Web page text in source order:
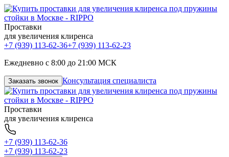
Проставки
для увеличения клиренса
+7 (939) 113-62-36+7 (939) 113-62-23
Ежедневно с 8:00 до 21:00 МСК
Заказать звонок Консультация специалиста
Проставки
для увеличения клиренса
+7 (939) 113-62-36
+7 (939) 113-62-23